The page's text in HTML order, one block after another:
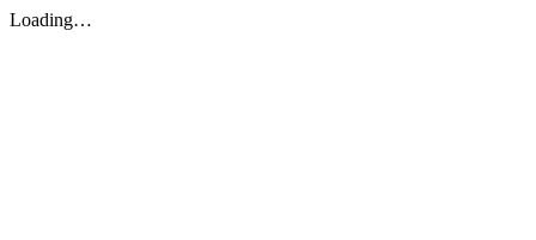
Loading…